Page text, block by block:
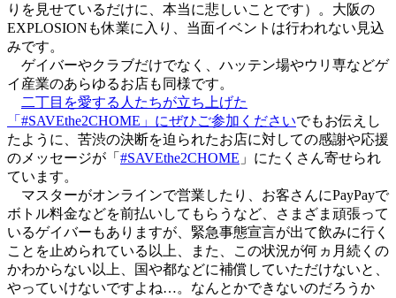
りを見せているだけに、本当に悲しいことです）。大阪の
EXPLOSIONも休業に入り、当面イベントは行われない見込
みです。
ゲイバーやクラブだけでなく、ハッテン場やウリ専などゲ
イ産業のあらゆるお店も同様です。
二丁目を愛する人たちが立ち上げた
「#SAVEthe2CHOME」にぜひご参加くださいでもお伝えし
たように、苦渋の決断を迫られたお店に対しての感謝や応援
のメッセージが「 #SAVEthe2CHOME 」にたくさん寄せられ
ています。
マスターがオンラインで営業したり、お客さんにPayPayで
ボトル料金などを前払いしてもらうなど、さまざま頑張って
いるゲイバーもありますが、緊急事態宣言が出て飲みに行く
ことを止められている以上、また、この状況が何ヵ月続くの
かわからない以上、国や都などに補償していただけないと、
やっていけないですよね…。なんとかできないのだろうか